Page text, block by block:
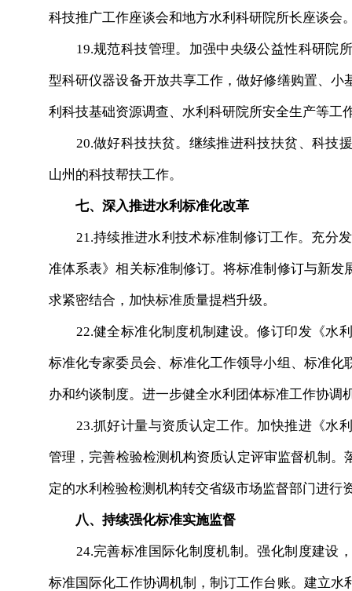
科技推广工作座谈会和地方水利科研院所长座谈会
19.规范科技管理。加强中央级公益性科研院
型科研仪器设备开放共享工作，做好修缮购置、
利科技基础资源调查、水利科研院所安全生产等工
20.做好科技扶贫。继续推进科技扶贫、科技
山州的科技帮扶工作。
七、深入推进水利标准化改革
21.持续推进水利技术标准制修订工作。充分发
准体系表》相关标准制修订。将标准制修订与新
求紧密结合，加快标准质量提档升级。
22.健全标准化制度机制建设。修订印发《水
标准化专家委员会、标准化工作领导小组、标准
办和约谈制度。进一步健全水利团体标准工作协调
23.抓好计量与资质认定工作。加快推进《水
管理，完善检验检测机构资质认定评审监督机制
定的水利检验检测机构转交省级市场监督部门进行
八、持续强化标准实施监督
24.完善标准国际化制度机制。强化制度建设
标准国际化工作协调机制，制订工作台账。建立